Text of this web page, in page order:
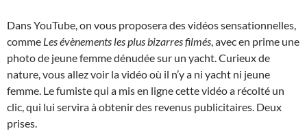
Dans YouTube, on vous proposera des vidéos sensationnelles,
comme Les évènements les plus bizarres filmés, avec en prime une
photo de jeune femme dénudée sur un yacht. Curieux de
nature, vous allez voir la vidéo où il n’y a ni yacht ni jeune
femme. Le fumiste qui a mis en ligne cette vidéo a récolté un
clic, qui lui servira à obtenir des revenus publicitaires. Deux
prises.